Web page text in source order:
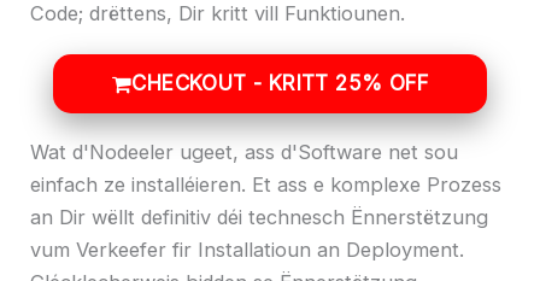
Code; drëttens, Dir kritt vill Funktiounen.
CHECKOUT - KRITT 25% OFF
Wat d'Nodeeler ugeet, ass d'Software net sou
einfach ze installéieren. Et ass e komplexe Prozess
an Dir wëllt definitiv déi technesch Ënnerstëtzung
vum Verkeefer fir Installatioun an Deployment.